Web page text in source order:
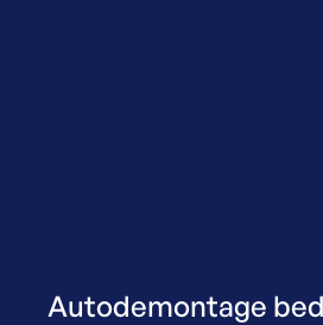
Autodemontage